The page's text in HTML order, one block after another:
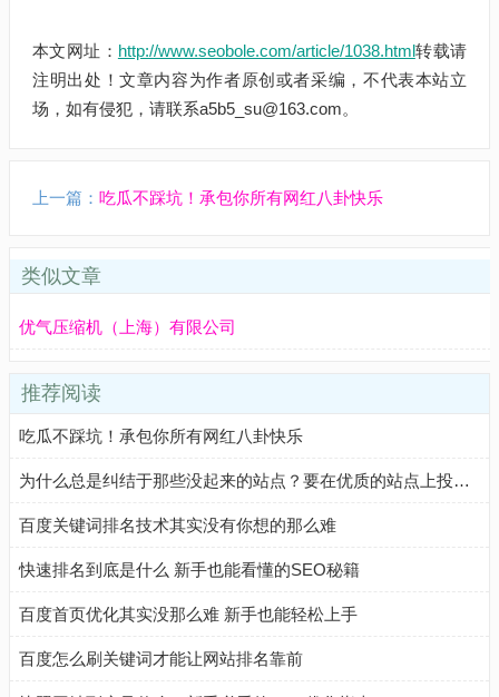
本文网址： http://www.seobole.com/article/1038.html转载请
注明出处！文章内容为作者原创或者采编，不代表本站立
场，如有侵犯，请联系a5b5_su@163.com。
上一篇： 吃瓜不踩坑！承包你所有网红八卦快乐
类似文章
优气压缩机（上海）有限公司
推荐阅读
吃瓜不踩坑！承包你所有网红八卦快乐
为什么总是纠结于那些没起来的站点？要在优质的站点上投入更多精力！
百度关键词排名技术其实没有你想的那么难
快速排名到底是什么 新手也能看懂的SEO秘籍
百度首页优化其实没那么难 新手也能轻松上手
百度怎么刷关键词才能让网站排名靠前